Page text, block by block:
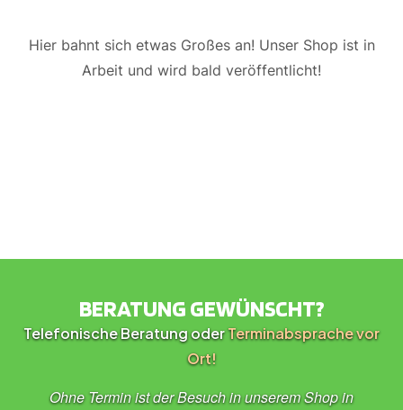
Hier bahnt sich etwas Großes an! Unser Shop ist in
Arbeit und wird bald veröffentlicht!
BERATUNG GEWÜNSCHT?
Telefonische Beratung oderTerminabsprache vor
Ort!
Ohne Termin ist der Besuch in unserem Shop in